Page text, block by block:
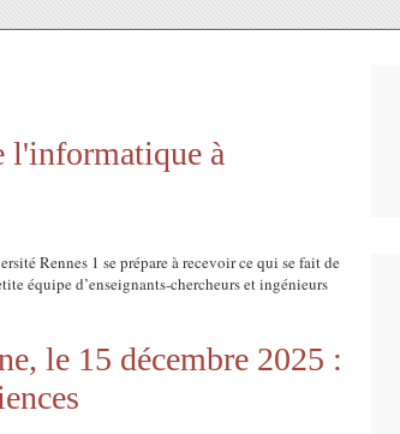
l'informatique à
Rennes 1 se prépare à recevoir ce qui se fait de
équipe d’enseignants-chercheurs et ingénieurs
le 15 décembre 2025 :